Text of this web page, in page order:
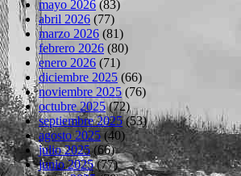
mayo 2026 (83)
abril 2026 (77)
marzo 2026 (81)
febrero 2026 (80)
enero 2026 (71)
diciembre 2025 (66)
noviembre 2025(76)
octubre 2025(72)
septiembre 2025(53)
agosto 2025(40)
julio 2025(66)
junio 2025(77)